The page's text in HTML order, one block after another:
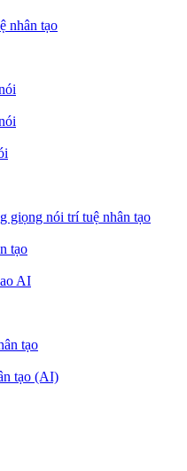
nhân tạo
giọng nói trí tuệ nhân tạo
tạo
AI
tạo
tạo (AI)